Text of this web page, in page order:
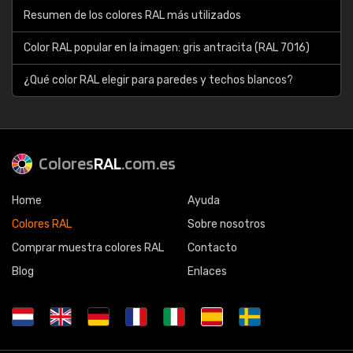
Resumen de los colores RAL más utilizados
Color RAL popular en la imagen: gris antracita (RAL 7016)
¿Qué color RAL elegir para paredes y techos blancos?
ColoresRAL.com.es
Home
Colores RAL
Comprar muestra colores RAL
Blog
Ayuda
Sobre nosotros
Contacto
Enlaces